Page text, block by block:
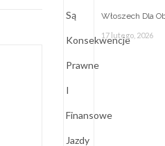
Włoszech Dla
17 lutego, 2026